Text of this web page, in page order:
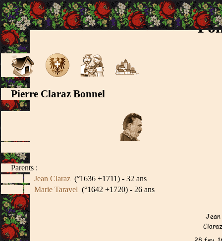
Pierre Claraz Bonnel
Parents :
Jean Claraz (°1636 +1711) - 32 ans
Marie Taravel (°1642 +1720) - 26 ans